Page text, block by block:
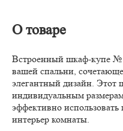
О товаре
Встроенный шкаф-купе №
вашей спальни,
элегантный дизайн.
индивидуальным
эффективно использовать
интерьер комнаты.